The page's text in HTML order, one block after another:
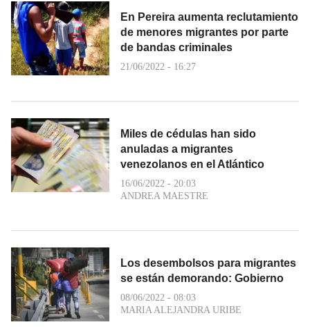
En Pereira aumenta reclutamiento
de menores migrantes por parte
de bandas criminales
21/06/2022 - 16:27
Miles de cédulas han sido
anuladas a migrantes
venezolanos en el Atlántico
16/06/2022 - 20:03
ANDREA MAESTRE
Los desembolsos para migrantes
se están demorando: Gobierno
08/06/2022 - 08:03
MARIA ALEJANDRA URIBE